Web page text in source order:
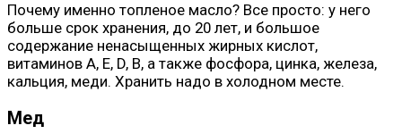
Почему именно топленое масло? Все просто: у него
больше срок хранения, до 20 лет, и большое
содержание ненасыщенных жирных кислот,
витаминов A, E, D, B, а также фосфора, цинка, железа,
кальция, меди. Хранить надо в холодном месте.
Мед